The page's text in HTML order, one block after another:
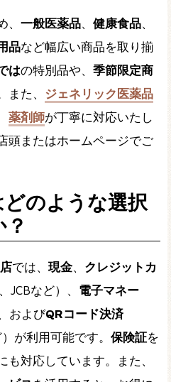
、 一般医薬品、 健康食品、
品など幅広い商品を取り揃
はの特別品や、 季節限定商
また、
ジェネリック医薬品
薬剤師が丁寧に対応いたし
頭またはホームページでご
のような選択
では、 現金、 クレジットカ
JCBなど）、 電子マネー
およびQRコード決済
が利用可能です。 保険証を
も対応しています。また、